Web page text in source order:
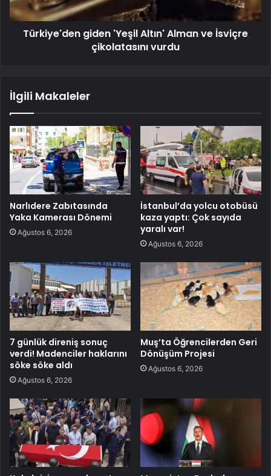
Türkiye'den giden 'Yeşil Altın' Alman ve İsviçre
çikolatasını vurdu
İlgili Makaleler
Narlıdere Zabıtasında
Yaka Kamerası Dönemi
Ağustos 6, 2026
İstanbul’da yolcu otobüsü
kaza yaptı: Çok sayıda
yaralı var!
Ağustos 6, 2026
7 günlük direniş sonuç
verdi! Madenciler haklarını
söke söke aldı
Ağustos 6, 2026
Muş’ta Öğrencilerden Geri
Dönüşüm Projesi
Ağustos 6, 2026